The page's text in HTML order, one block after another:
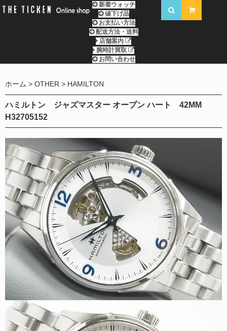
新着ウォッチ
値下げ品
お支払い方法
配送方法・送料
店舗案内
腕時計買取
お問い合わせ
ホーム OTHER HAMILTON
ハミルトン ジャズマスター オープン ハート 42MM
H32705152